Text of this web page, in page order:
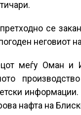
се
неговиот
меѓу Оман и
нафта на